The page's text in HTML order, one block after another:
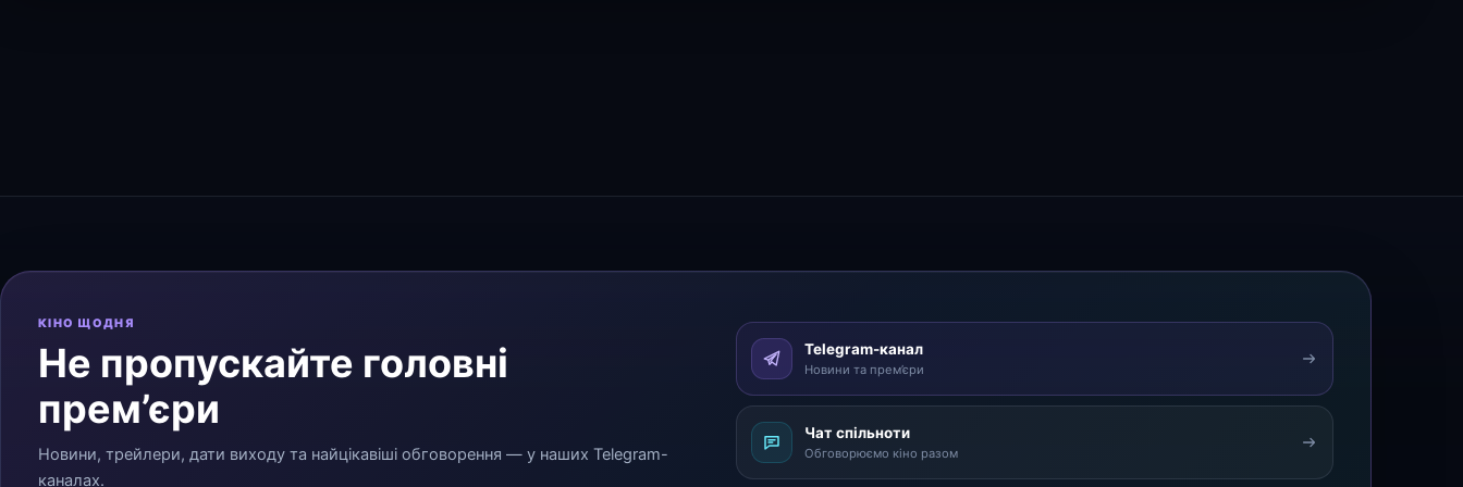
КІНО ЩОДНЯ
Не пропускайте головні
прем’єри
Новини, трейлери, дати виходу та найцікавіші обговорення — у наших Telegram-
каналах.
Telegram-канал
Новини та прем’єри
Чат спільноти
Обговорюємо кіно разом